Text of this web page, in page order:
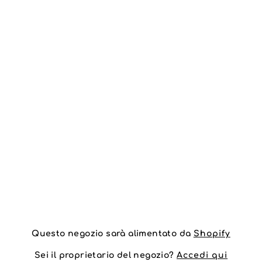
Questo negozio sarà alimentato da Shopify
Sei il proprietario del negozio?Accedi qui